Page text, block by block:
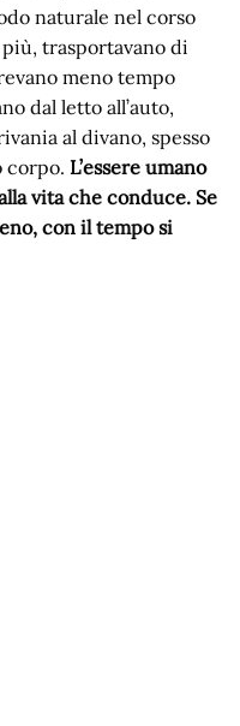
naturale nel corso
trasportavano di
meno tempo
dal letto all’auto,
al divano, spesso
corpo.L’essere umano
vita che conduce. Se
con il tempo si